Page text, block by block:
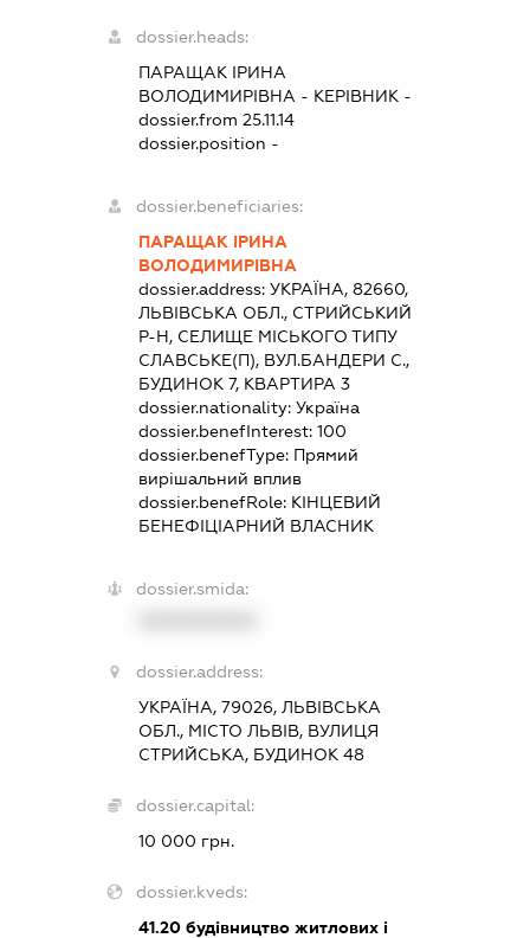
dossier.heads:
ПАРАЩАК ІРИНА
ВОЛОДИМИРІВНА - КЕРІВНИК -
dossier.from 25.11.14
dossier.position -
dossier.beneficiaries:
ПАРАЩАК ІРИНА
ВОЛОДИМИРІВНА
dossier.address: УКРАЇНА, 82660,
ЛЬВІВСЬКА ОБЛ., СТРИЙСЬКИЙ
Р-Н, СЕЛИЩЕ МІСЬКОГО ТИПУ
СЛАВСЬКЕ(П), ВУЛ.БАНДЕРИ С.,
БУДИНОК 7, КВАРТИРА 3
dossier.nationality: Україна
dossier.benefInterest: 100
dossier.benefType: Прямий
вирішальний вплив
dossier.benefRole: КІНЦЕВИЙ
БЕНЕФІЦІАРНИЙ ВЛАСНИК
dossier.smida:
dossier.address:
УКРАЇНА, 79026, ЛЬВІВСЬКА
ОБЛ., МІСТО ЛЬВІВ, ВУЛИЦЯ
СТРИЙСЬКА, БУДИНОК 48
dossier.capital:
10 000 грн.
dossier.kveds:
41.20будівництво житлових і